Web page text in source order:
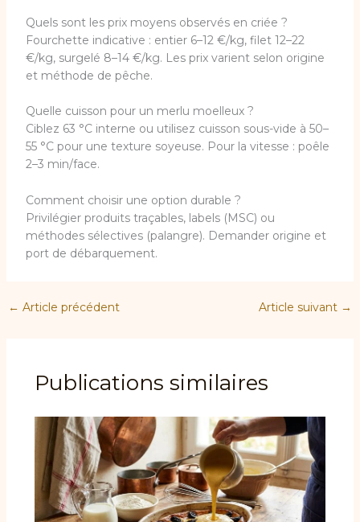
Quels sont les prix moyens observés en criée ?
Fourchette indicative : entier 6–12 €/kg, filet 12–22
€/kg, surgelé 8–14 €/kg. Les prix varient selon origine
et méthode de pêche.
Quelle cuisson pour un merlu moelleux ?
Ciblez 63 °C interne ou utilisez cuisson sous-vide à 50–
55 °C pour une texture soyeuse. Pour la vitesse : poêle
2–3 min/face.
Comment choisir une option durable ?
Privilégier produits traçables, labels (MSC) ou
méthodes sélectives (palangre). Demander origine et
port de débarquement.
← Article précédent Article suivant →
Publications similaires